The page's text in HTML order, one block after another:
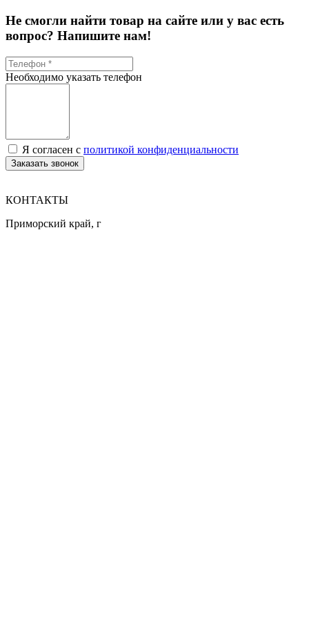
Не смогли найти товар на сайте или у вас есть
вопрос? Напишите нам!
Необходимо указать телефон
Я согласен с политикой конфиденциальности
Заказать звонок
КОНТАКТЫ
Приморский край, г